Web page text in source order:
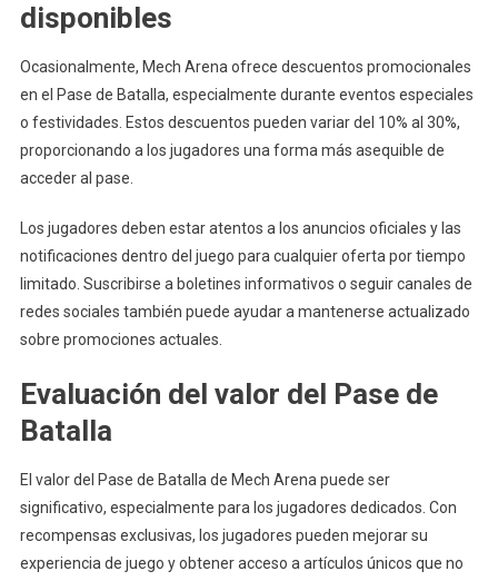
disponibles
Ocasionalmente, Mech Arena ofrece descuentos promocionales
en el Pase de Batalla, especialmente durante eventos especiales
o festividades. Estos descuentos pueden variar del 10% al 30%,
proporcionando a los jugadores una forma más asequible de
acceder al pase.
Los jugadores deben estar atentos a los anuncios oficiales y las
notificaciones dentro del juego para cualquier oferta por tiempo
limitado. Suscribirse a boletines informativos o seguir canales de
redes sociales también puede ayudar a mantenerse actualizado
sobre promociones actuales.
Evaluación del valor del Pase de
Batalla
El valor del Pase de Batalla de Mech Arena puede ser
significativo, especialmente para los jugadores dedicados. Con
recompensas exclusivas, los jugadores pueden mejorar su
experiencia de juego y obtener acceso a artículos únicos que no